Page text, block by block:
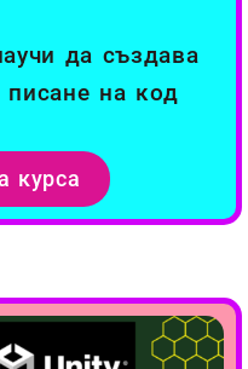
да създава
на код
курса